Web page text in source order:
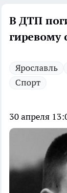
В ДТП
гиревому
Ярославль
Спорт
30 апреля